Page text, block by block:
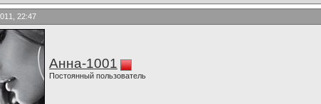
22:47
Анна-1001
Постоянный пользователь